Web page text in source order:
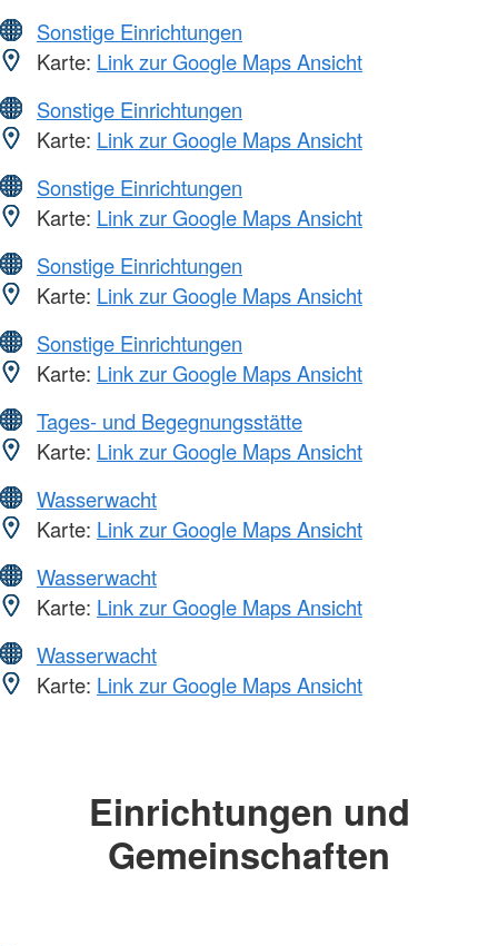
Sonstige Einrichtungen
Karte: Link zur Google Maps Ansicht
Sonstige Einrichtungen
Karte: Link zur Google Maps Ansicht
Sonstige Einrichtungen
Karte: Link zur Google Maps Ansicht
Sonstige Einrichtungen
Karte: Link zur Google Maps Ansicht
Sonstige Einrichtungen
Karte: Link zur Google Maps Ansicht
Tages- und Begegnungsstätte
Karte: Link zur Google Maps Ansicht
Wasserwacht
Karte: Link zur Google Maps Ansicht
Wasserwacht
Karte: Link zur Google Maps Ansicht
Wasserwacht
Karte: Link zur Google Maps Ansicht
Einrichtungen und
Gemeinschaften